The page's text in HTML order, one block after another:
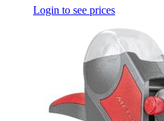
Login to see prices